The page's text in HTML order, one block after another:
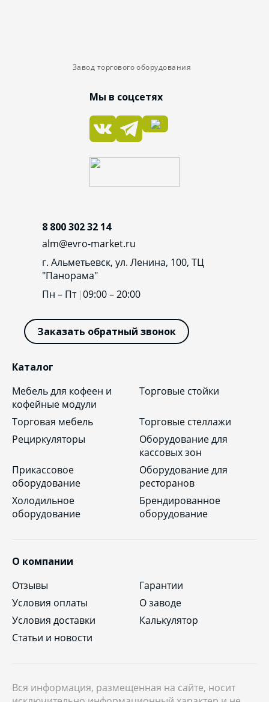
Завод торгового оборудования
Мы в соцсетях
Каталог
Мебель для кофеен и
кофейные модули
Торговые стойки
Торговая мебель
Торговые стеллажи
Рециркуляторы
Оборудование для
кассовых зон
Прикассовое
оборудование
Оборудование для
ресторанов
Холодильное
оборудование
Брендированное
оборудование
О компании
Отзывы
Гарантии
Условия оплаты
О заводе
Условия доставки
Калькулятор
Статьи и новости
Вся информация, размещенная на сайте, носит
8 800 302 32 14
alm@evro-market.ru
г. Альметьевск, ул. Ленина, 100, ТЦ
"Панорама"
Пн – Пт 09:00 – 20:00
Заказать обратный звонок